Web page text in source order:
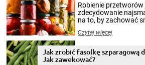
Robienie
zdecydowanie
na to, by zachować
krajobrazów, by
pełni poczuć
miesięcy.
Czytaj więcej
Jak zrobić fasolkę szparagową
Jak zawekować?